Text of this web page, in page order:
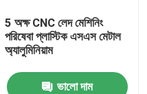
5 অক্ষ CNC লেদ মেশিনিং
পরিষেবা প্লাস্টিক এসএস মেটাল
অ্যালুমিনিয়াম
ভালো দাম